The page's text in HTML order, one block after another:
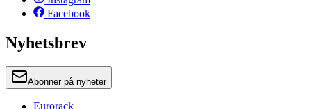
Facebook
Nyhetsbrev
Abonner på nyheter
Eurorack